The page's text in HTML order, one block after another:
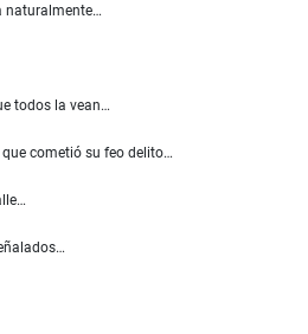
naturalmente…
todos la vean…
cometió su feo delito…